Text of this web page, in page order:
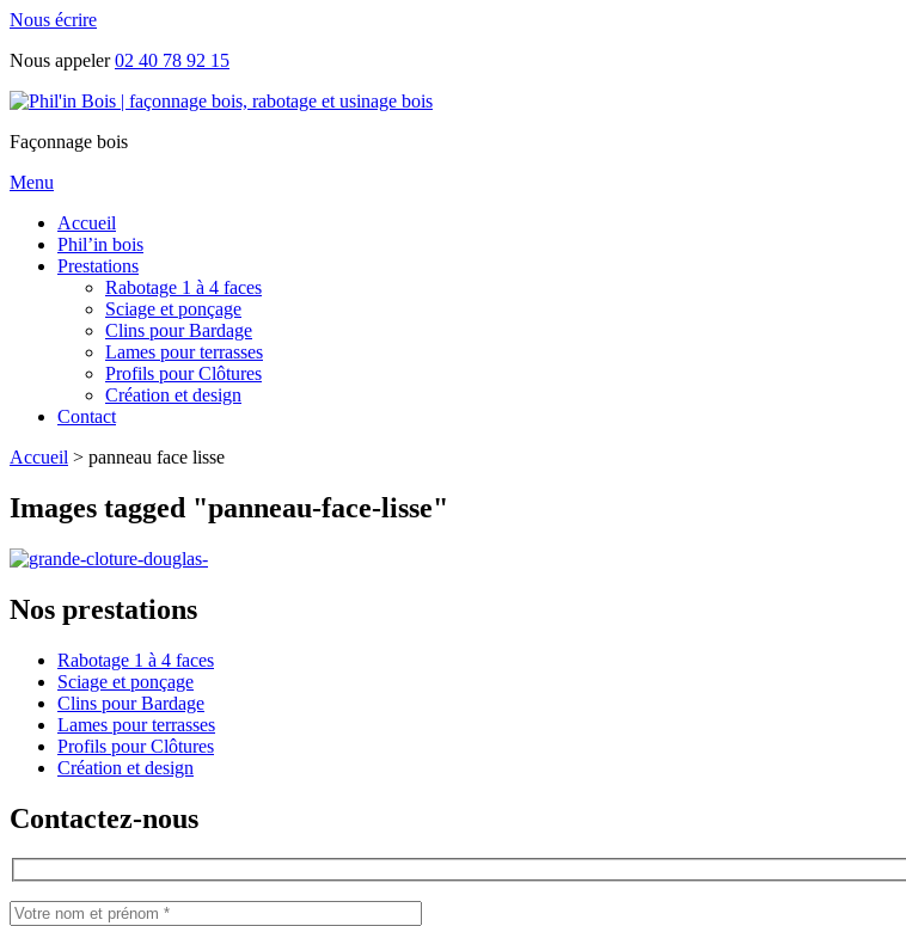
Nous écrire
Nous appeler02 40 78 92 15
Façonnage bois
Menu
Accueil
Phil’in bois
Prestations
Rabotage 1 à 4 faces
Sciage et ponçage
Clins pour Bardage
Lames pour terrasses
Profils pour Clôtures
Création et design
Contact
Accueil > panneau face lisse
Images tagged "panneau-face-lisse"
Nos prestations
Rabotage 1 à 4 faces
Sciage et ponçage
Clins pour Bardage
Lames pour terrasses
Profils pour Clôtures
Création et design
Contactez-nous